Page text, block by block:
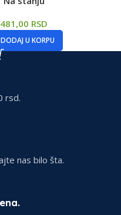
RSD
DODAJ U KORPU
rsd.
nas bilo šta.